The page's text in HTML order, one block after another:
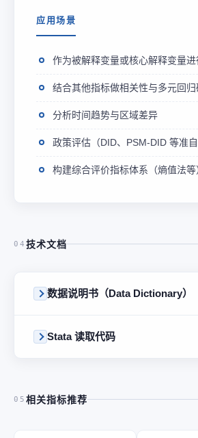
应用场景
作为被解释变量或核心解释变量
结合其他指标做相关性与多元回归
分析时间趋势与区域差异
政策评估（DID、PSM-DID 等准自
构建综合评价指标体系（熵值法等
04 技术文档
数据说明书（Data Dictionary）
Stata 读取代码
05 相关指标推荐